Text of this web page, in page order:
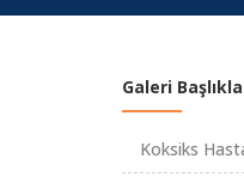
İçerik
Galeri
Koksiks